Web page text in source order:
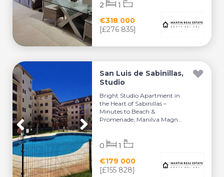
€318 000
[£276 835]
2 1
San Luis de Sabinillas,
Studio
Bright Studio Apartment in
the Heart of Sabinillas –
Minutes to Beach &
Promenade, Manilva Magn...
€179 000
[£155 828]
0 1